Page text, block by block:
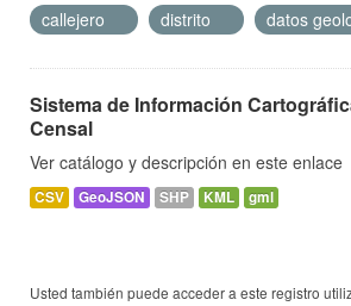
callejero
distrito datos
Sistema de Información
Censal
Ver catálogo y descripción en este enlace
CSV GeoJSON SHP KML gml
Usted también puede acceder a este registro